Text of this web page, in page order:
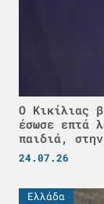
Ο Κικίλιας
έσωσε επτά
παιδιά,
24.07.26
Ελλάδα